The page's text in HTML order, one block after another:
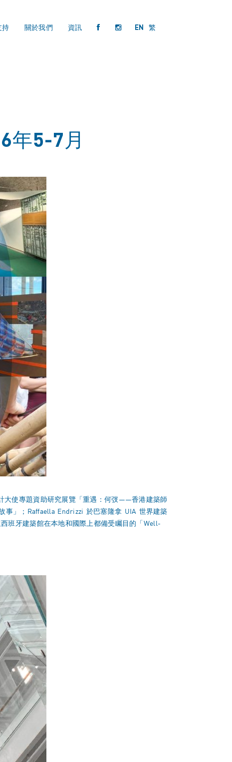
持 關於我們 資訊 EN 繁
年5-7月
大使專題資助研究展覽「重遇：何弢——香港建築師
事」；Raffaella Endrizzi 於巴塞隆拿 UIA 世界建築
班牙建築館在本地和國際上都備受矚目的「Well-